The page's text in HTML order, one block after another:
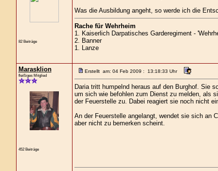
82 Beiträge
Was die Ausbildung angeht, so werde ich die
Rache für Wehrheim
1. Kaiserlich Darpatisches Garderegiment -
2. Banner
1. Lanze
Marasklion
fleißiges Mitglied
452 Beiträge
Erstellt am: 04 Feb 2009 : 13:18:33 Uhr
Daria tritt humpelnd heraus auf den Burghof. Sie
um sich wie befohlen zum Dienst zu melden, als
der Feuerstelle zu. Dabei reagiert sie noch nicht
An der Feuerstelle angelangt, wendet sie sich an
aber nicht zu bemerken scheint.